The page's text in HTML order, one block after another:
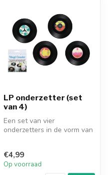
LP onderzetter (set
van 4)
Een set van vier
onderzetters in de vorm van
€4,99
Op voorraad